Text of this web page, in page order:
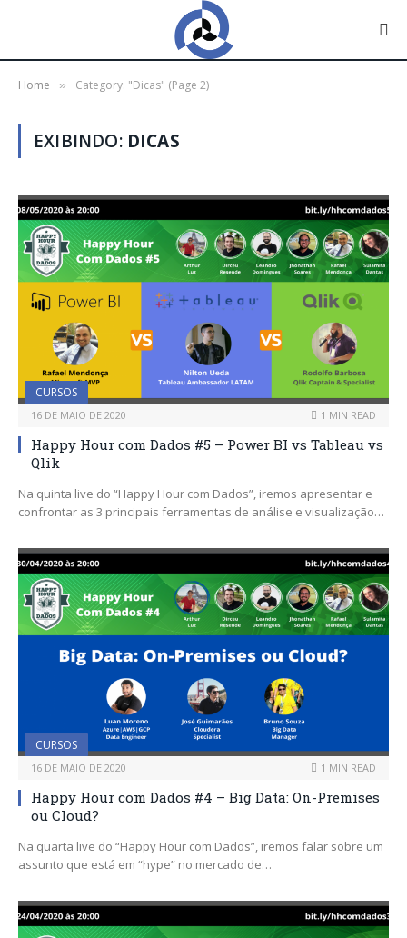
Home » Category: "Dicas" (Page 2)
EXIBINDO: DICAS
CURSOS
16 DE MAIO DE 2020 1 MIN READ
Happy Hour com Dados #5 – Power BI vs Tableau vs
Qlik
Na quinta live do “Happy Hour com Dados”, iremos apresentar e
confrontar as 3 principais ferramentas de análise e visualização…
CURSOS
16 DE MAIO DE 2020 1 MIN READ
Happy Hour com Dados #4 – Big Data: On-Premises
ou Cloud?
Na quarta live do “Happy Hour com Dados”, iremos falar sobre um
assunto que está em “hype” no mercado de…